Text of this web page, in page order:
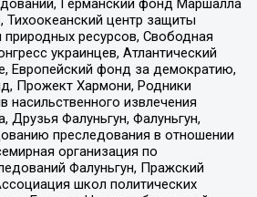
Германский фонд Маршалла
центр защиты
ресурсов, Свободная
украинцев, Атлантический
Европейский фонд за демократию,
Прожект Хармони, Родники
насильственного извлечения
Друзья Фалуньгун, Фалуньгун,
преследования в отношении
организация по
Фалуньгун, Пражский
школ политических